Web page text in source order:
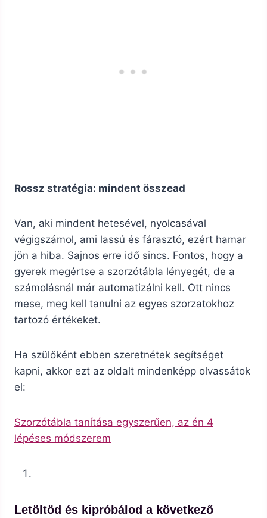
Rossz stratégia: mindent összead
Van, aki mindent hetesével, nyolcasával
végigszámol, ami lassú és fárasztó, ezért hamar
jön a hiba. Sajnos erre idő sincs. Fontos, hogy a
gyerek megértse a szorzótábla lényegét, de a
számolásnál már automatizálni kell. Ott nincs
mese, meg kell tanulni az egyes szorzatokhoz
tartozó értékeket.
Ha szülőként ebben szeretnétek segítséget
kapni, akkor ezt az oldalt mindenképp olvassátok
el:
Szorzótábla tanítása egyszerűen, az én 4
lépéses módszerem
Letöltöd és kipróbálod a következő